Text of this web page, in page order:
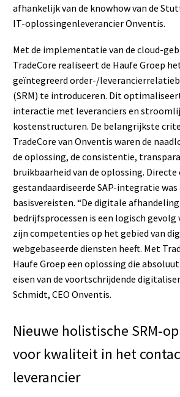
afhankelijk van de knowhow van de
IT-oplossingenleverancier Onventis.
Met de implementatie van de cloud-
TradeCore realiseert de Haufe Groep
geïntegreerd order-/
(SRM) te introduceren. Dit
interactie met leveranciers en
kostenstructuren. De belangrijkste
TradeCore van Onventis waren de
de oplossing, de consistentie,
bruikbaarheid van de oplossing. Directe
gestandaardiseerde SAP-integratie was
basisvereisten. “De digitale
bedrijfsprocessen is een logisch
zijn competenties op het gebied van
webgebaseerde diensten heeft. Met
Haufe Groep een oplossing die
eisen van de voortschrijdende
Schmidt, CEO Onventis.
Nieuwe holistische SRM-
voor kwaliteit in het
leverancier